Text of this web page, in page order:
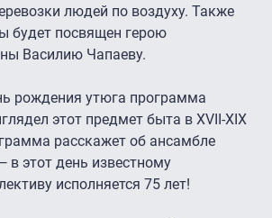
людей по воздуху. Также
будет посвящен герою
Василию Чапаеву.
рождения утюга программа
этот предмет быта в XVII-XIX
расскажет об ансамбле
в этот день известному
исполняется 75 лет!